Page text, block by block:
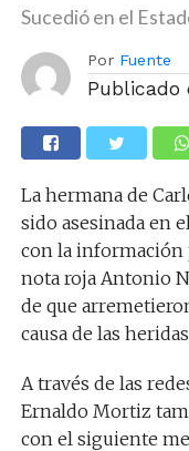
Sucedió en el
Por Fuente
Publicado
La hermana de
sido asesinada en
con la información
nota roja Antonio
de que
causa de las
A través de las
Ernaldo Mortiz
con el siguiente